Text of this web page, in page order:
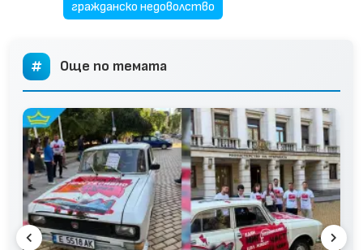
гражданско недоволство
Още по темата